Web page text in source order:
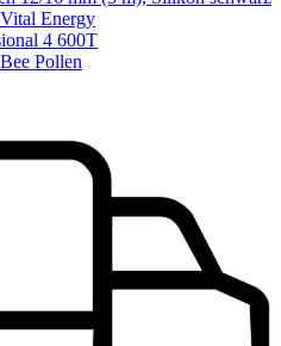
Energy
4 600T
Pollen